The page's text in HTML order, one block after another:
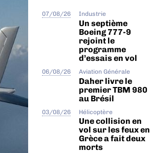
07/08/26 Industrie
Un septième
Boeing 777-9
rejoint le
programme
d’essais en vol
06/08/26 Aviation Générale
Daher livre le
premier TBM 980
au Brésil
03/08/26 Hélicoptère
Une collision en
vol sur les feux en
Grèce a fait deux
morts